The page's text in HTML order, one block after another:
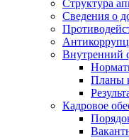
Структура
Сведения о
Внутренний
Планы
Кадровое